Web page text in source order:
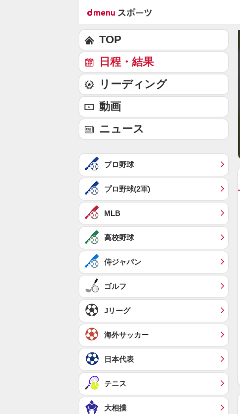
TOP
日程・結果
リーディング
動画
ニュース
プロ野球
プロ野球(2軍)
MLB
高校野球
侍ジャパン
ゴルフ
Jリーグ
海外サッカー
日本代表
テニス
大相撲